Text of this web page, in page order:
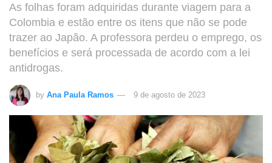
As folhas foram adquiridas durante viagem para a
Colombia e estão entre os itens que não se pode
trazer ao Japão. A professora perdeu o emprego, os
benefícios e será processada de acordo com a lei
antidrogas.
by Ana Paula Ramos 9 de agosto de 2023